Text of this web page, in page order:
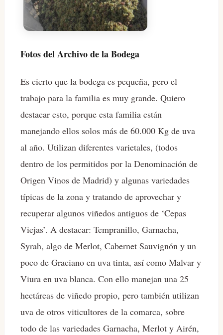
Fotos del Archivo de la Bodega
Es cierto que la bodega es pequeña, pero el
trabajo para la familia es muy grande. Quiero
destacar esto, porque esta familia están
manejando ellos solos más de 60.000 Kg de uva
al año. Utilizan diferentes varietales, (todos
dentro de los permitidos por la Denominación de
Origen Vinos de Madrid) y algunas variedades
típicas de la zona y tratando de aprovechar y
recuperar algunos viñedos antiguos de ‘Cepas
Viejas’. A destacar: Tempranillo, Garnacha,
Syrah, algo de Merlot, Cabernet Sauvignón y un
poco de Graciano en uva tinta, así como Malvar y
Viura en uva blanca. Con ello manejan una 25
hectáreas de viñedo propio, pero también utilizan
uva de otros viticultores de la comarca, sobre
todo de las variedades Garnacha, Merlot y Airén,